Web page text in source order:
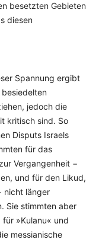
besetzten Gebieten
diesen
Spannung ergibt
jedoch die
kritisch sind. So
Disputs Israels
für das
Vergangenheit −
und für den Likud,
nicht länger
Sie stimmten aber
»Kulanu« und
messianische